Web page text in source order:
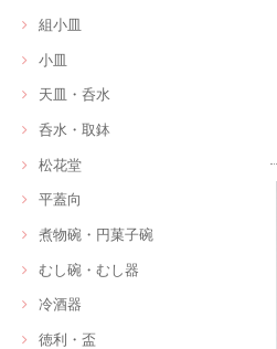
組小皿
小皿
天皿・呑水
呑水・取鉢
松花堂
平蓋向
煮物碗・円菓子碗
むし碗・むし器
冷酒器
徳利・盃